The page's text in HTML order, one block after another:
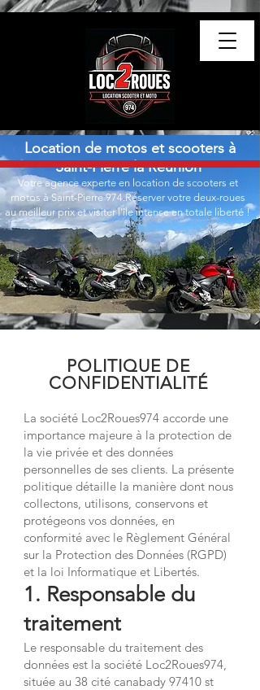
Location de motos et scooters à
Saint-Pierre la Réunion
Votre agence experte en location de scooters et
motos à Saint-Pierre 974.Réserver votre deux-roues
au meilleur prix et visiter l'île intense en totale liberté !
POLITIQUE DE
CONFIDENTIALITÉ
La société Loc2Roues974 accorde une
importance majeure à la protection de
la vie privée et des données
personnelles de ses clients. La présente
politique détaille la manière dont nous
collectons, utilisons, conservons et
protégeons vos données, en
conformité avec le Règlement Général
sur la Protection des Données (RGPD)
et la loi Informatique et Libertés.
1. Responsable du
traitement
Le responsable du traitement des
données est la société Loc2Roues974,
située au 38 cité canabady 97410 st